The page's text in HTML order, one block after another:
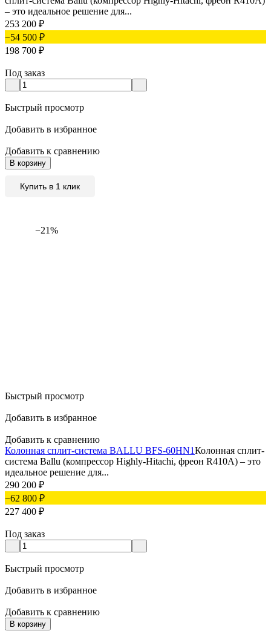
– это идеальное решение для...
253 200 ₽
−54 500 ₽
198 700 ₽
Под заказ
Быстрый просмотр
Добавить в избранное
Добавить к сравнению
В корзину
Купить в 1 клик
−21%
Быстрый просмотр
Добавить в избранное
Добавить к сравнению
Колонная сплит-система BALLU BFS-60HN1Колонная сплит-
система Ballu (компрессор Highly-Hitachi, фреон R410A) – это
идеальное решение для...
290 200 ₽
−62 800 ₽
227 400 ₽
Под заказ
Быстрый просмотр
Добавить в избранное
Добавить к сравнению
В корзину